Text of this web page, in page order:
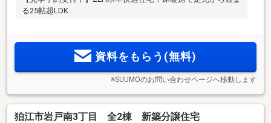
る25帖超LDK
資料をもらう(無料)
※SUUMOのお問い合わせページへ移動します
狛江市岩戸南3丁目 全2棟 新築分譲住宅